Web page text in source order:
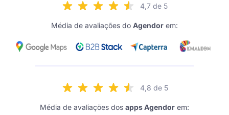
4,7 de 5
Média de avaliações do Agendor em:
4,8 de 5
Média de avaliações dos apps Agendor em: